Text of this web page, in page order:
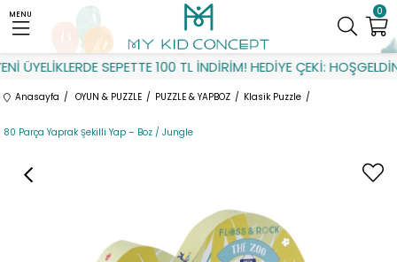
ÜYELİKLERDE SEPETTE 100 TL İNDİRİM! HEDİYE ÇEKİ: HOŞGELDİN
0
MENU
Anasayfa OYUN & PUZZLE PUZZLE & YAPBOZ Klasik Puzzle
80 Parça Yaprak Şekilli Yap – Boz / Jungle